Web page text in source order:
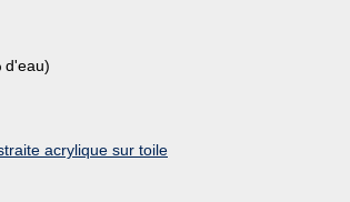
d'eau)
acrylique sur toile